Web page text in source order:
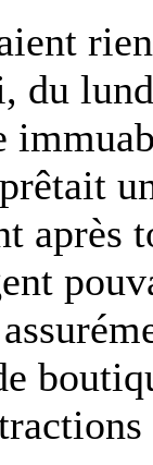
du
après